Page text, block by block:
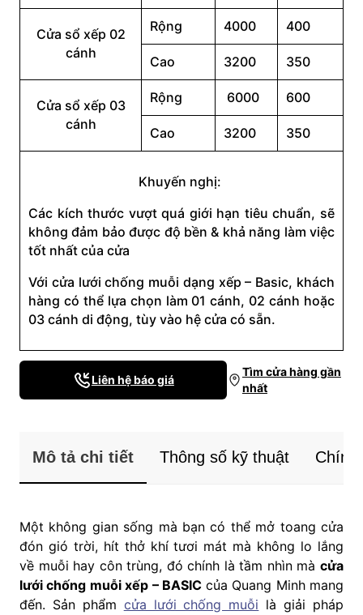
Cửa sổ xếp 02
cánh
Rộng 4000 400
Cao 3200 350
Cửa sổ xếp 03
cánh
Rộng 6000 600
Cao 3200 350
Khuyến nghị:
Các kích thước vượt quá giới hạn tiêu chuẩn, sẽ
không đảm bảo được độ bền & khả năng làm việc
tốt nhất của cửa
Với cửa lưới chống muỗi dạng xếp – Basic, khách
hàng có thể lựa chọn làm 01 cánh, 02 cánh hoặc
03 cánh di động, tùy vào hệ cửa có sẵn.
Liên hệ báo giá
Tìm cửa hàng gần
nhất
Mô tả chi tiết Thông số kỹ thuật Chính
Một không gian sống mà bạn có thể mở toang cửa
đón gió trời, hít thở khí tươi mát mà không lo lắng
về muỗi hay côn trùng, đó chính là tầm nhìn mà cửa
lưới chống muỗi xếp – BASIC của Quang Minh mang
đến. Sản phẩm cửa lưới chống muỗi là giải pháp